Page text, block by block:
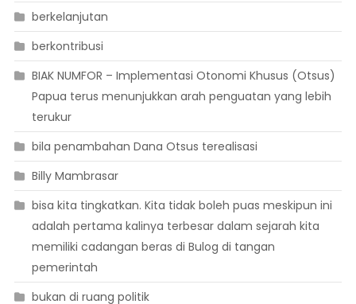
berkelanjutan
berkontribusi
BIAK NUMFOR – Implementasi Otonomi Khusus (Otsus)
Papua terus menunjukkan arah penguatan yang lebih
terukur
bila penambahan Dana Otsus terealisasi
Billy Mambrasar
bisa kita tingkatkan. Kita tidak boleh puas meskipun ini
adalah pertama kalinya terbesar dalam sejarah kita
memiliki cadangan beras di Bulog di tangan
pemerintah
bukan di ruang politik